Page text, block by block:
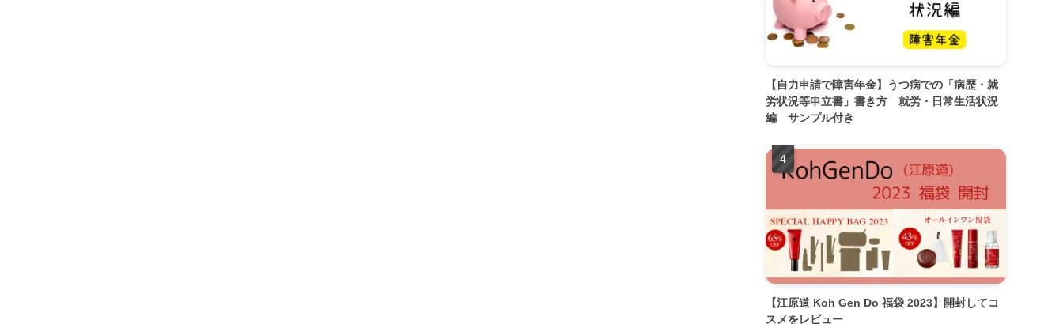
【自力申請で障害年金】うつ病での「病歴・就
労状況等申立書」書き方 就労・日常生活状況
編 サンプル付き
【江原道 Koh Gen Do 福袋 2023】開封してコ
スメをレビュー